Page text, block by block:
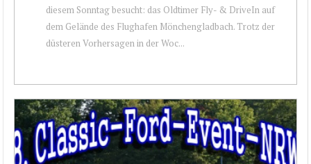
diesem Sonntag besucht: das Oldtimer Fly- & DriveIn auf
dem Gelände des Flughafen Mönchengladbach. Trotz der
düsteren Vorhersagen in der Woc...